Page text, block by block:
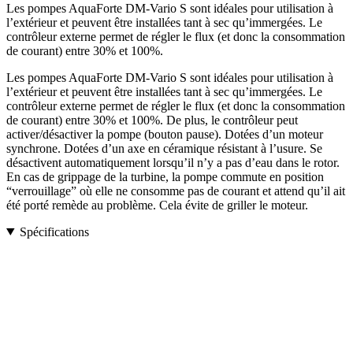
Les pompes AquaForte DM-Vario S sont idéales pour utilisation à
l’extérieur et peuvent être installées tant à sec qu’immergées. Le
contrôleur externe permet de régler le flux (et donc la consommation
de courant) entre 30% et 100%.
Les pompes AquaForte DM-Vario S sont idéales pour utilisation à
l’extérieur et peuvent être installées tant à sec qu’immergées. Le
contrôleur externe permet de régler le flux (et donc la consommation
de courant) entre 30% et 100%. De plus, le contrôleur peut
activer/désactiver la pompe (bouton pause). Dotées d’un moteur
synchrone. Dotées d’un axe en céramique résistant à l’usure. Se
désactivent automatiquement lorsqu’il n’y a pas d’eau dans le rotor.
En cas de grippage de la turbine, la pompe commute en position
“verrouillage” où elle ne consomme pas de courant et attend qu’il ait
été porté remède au problème. Cela évite de griller le moteur.
Spécifications